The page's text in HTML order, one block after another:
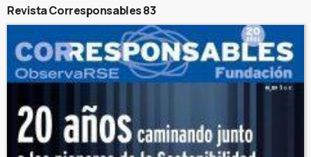
Revista Corresponsables 83